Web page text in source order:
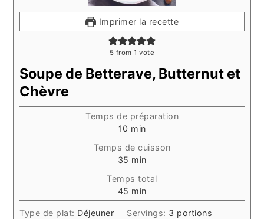
Imprimer la recette
5 from 1 vote
Soupe de Betterave, Butternut et
Chèvre
Temps de préparation
10 minutes
min
Temps de cuisson
35 minutes
min
Temps total
45 minutes
min
Type de plat: Déjeuner Servings: 3 portions